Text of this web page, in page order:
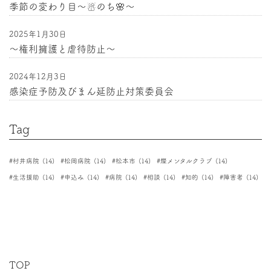
り
季節の変わり目〜☃のち🌸〜
〜権利擁護と虐待防止〜
2025年1月30日
感染症予防及びまん延防止対策委員会
2024年12月3日
Tag
村井病院 (14) 松岡病院 (14) 松本市 (14) 燦メンタルクラブ (14)
生活援助 (14) 申込み (14) 病院 (14) 相談 (14) 知的 (14) 障害者 (14)
TOP